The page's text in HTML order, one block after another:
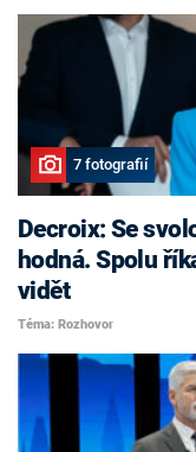
7 fotografií
Decroix: Se
hodná. Spolu
vidět
Téma: Rozhovor